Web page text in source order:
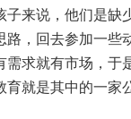
子来说，他们是缺
路，回去参加一些
需求就有市场，于
育就是其中的一家